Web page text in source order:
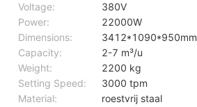
Voltage:
380V
Power:
22000W
Dimensions:
3412*1090*950mm
Capacity:
2-7 m³/u
Weight:
2200 kg
Setting Speed:
3000 tpm
Material:
roestvrij staal